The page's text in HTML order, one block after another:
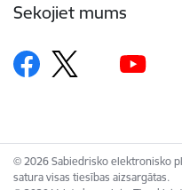
Sekojiet mums
© 2026 Sabiedrisko elektronisko
satura visas tiesības aizsargātas.